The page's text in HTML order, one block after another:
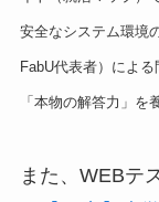
安全なシステム環境
FabU代表者）によ
「本物の解答力」を
また、WEBテ